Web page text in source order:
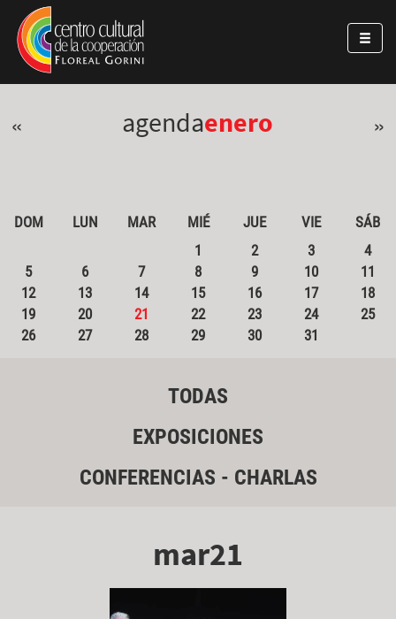
Pasar al contenido principal
Jump to main content
« agendaenero »
DOM LUN MAR MIÉ JUE VIE
SÁB
1
2 3
4
5
6 7 8 9 10
11
12
13 14 15 16 17
18
19
20 21 22 23 24
25
26
27 28 29 30 31
TODAS
EXPOSICIONES
CONFERENCIAS - CHARLAS
mar21